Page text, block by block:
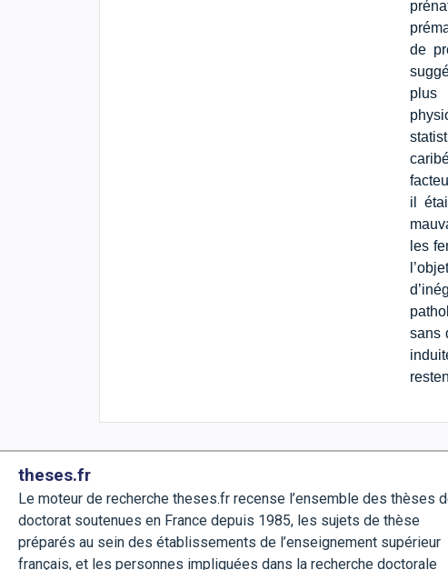
de
plus
il
les
sans
theses.fr
Le moteur de recherche theses.fr recense l’ensemble des thèses
doctorat soutenues en France depuis 1985, les sujets de thèse
préparés au sein des établissements de l’enseignement supérieur
français, et les personnes impliquées dans la recherche doctorale